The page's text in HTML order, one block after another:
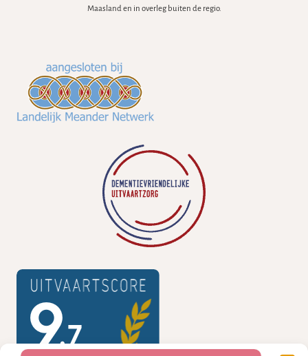
Maasland en in overleg buiten de regio.